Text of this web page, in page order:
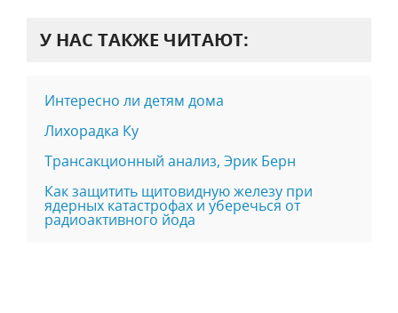
У НАС ТАКЖЕ ЧИТАЮТ:
Интересно ли детям дома
Лихорадка Ку
Трансакционный анализ, Эрик Берн
Как защитить щитовидную железу при
ядерных катастрофах и уберечься от
радиоактивного йода